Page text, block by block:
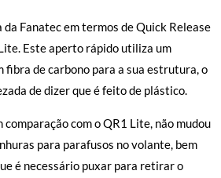
da Fanatec em termos de Quick Release
Este aperto rápido utiliza um
fibra de carbono para a sua estrutura, o
de dizer que é feito de plástico.
com o QR1 Lite, não mudou
para parafusos no volante, bem
é necessário puxar para retirar o